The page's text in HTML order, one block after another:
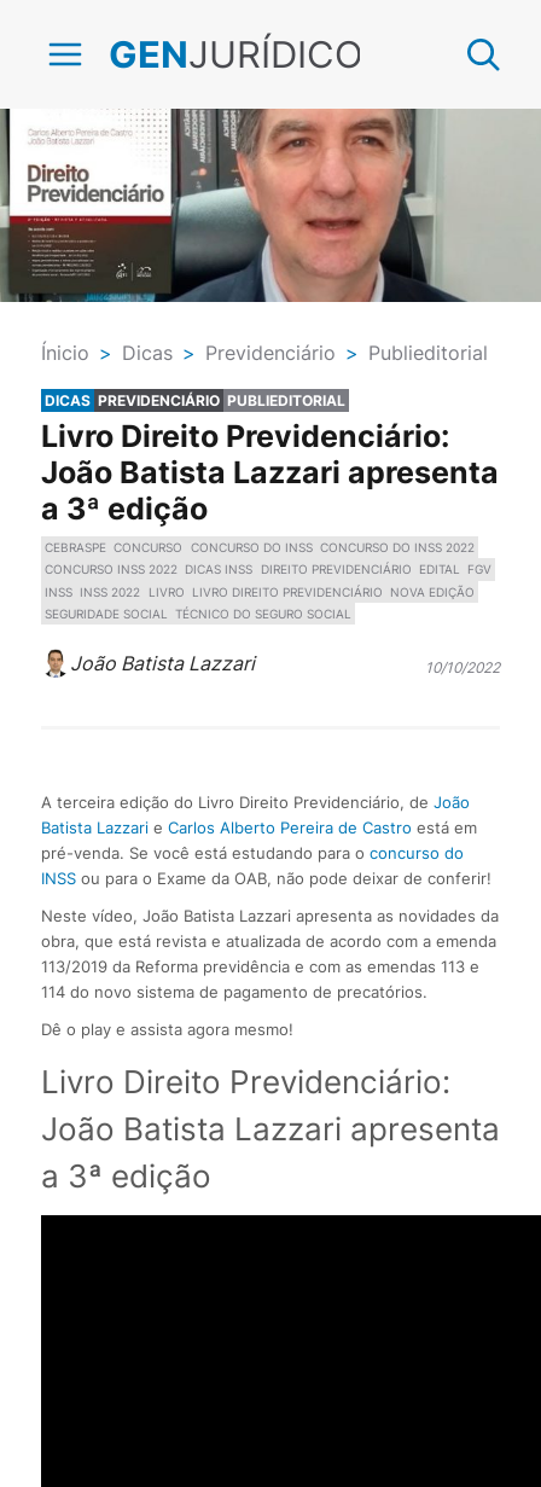
GENJURÍDICO
Ínicio > Dicas > Previdenciário > Publieditorial
DICAS PREVIDENCIÁRIO PUBLIEDITORIAL
Livro Direito Previdenciário:
João Batista Lazzari apresenta
a 3ª edição
CEBRASPE CONCURSO CONCURSO DO INSS CONCURSO DO INSS 2022
CONCURSO INSS 2022
DICAS INSS DIREITO PREVIDENCIÁRIO EDITAL
FGV
INSS
INSS 2022 LIVRO LIVRO DIREITO PREVIDENCIÁRIO
NOVA EDIÇÃO
SEGURIDADE SOCIAL
TÉCNICO DO SEGURO SOCIAL
João Batista Lazzari 10/10/2022
A terceira edição do Livro Direito Previdenciário, de João
Batista Lazzarie Carlos Alberto Pereira de Castro está em
pré-venda. Se você está estudando para o concurso do
INSSou para o Exame da OAB, não pode deixar de conferir!
Neste vídeo, João Batista Lazzari apresenta as novidades da
obra, que está revista e atualizada de acordo com a emenda
113/2019 da Reforma previdência e com as emendas 113 e
114 do novo sistema de pagamento de precatórios.
Dê o play e assista agora mesmo!
Livro Direito Previdenciário:
João Batista Lazzari apresenta
a 3ª edição